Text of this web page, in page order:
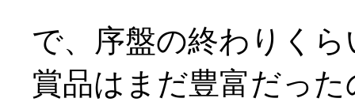
で、序盤の終わりく
賞品はまだ豊富だっ